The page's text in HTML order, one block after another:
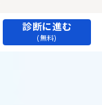
診断に進む
(無料)